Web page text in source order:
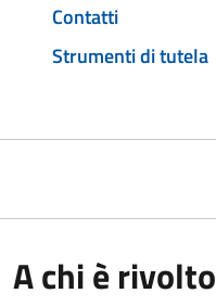
Contatti
Strumenti di tutela
A chi è rivolto